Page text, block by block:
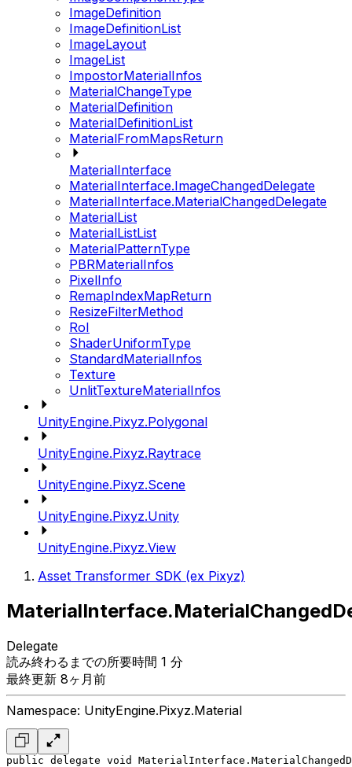
ImageDefinition
ImageDefinitionList
ImageLayout
ImageList
ImpostorMaterialInfos
MaterialChangeType
MaterialDefinition
MaterialDefinitionList
MaterialFromMapsReturn
MaterialInterface
MaterialInterface.ImageChangedDelegate
MaterialInterface.MaterialChangedDelegate
MaterialList
MaterialListList
MaterialPatternType
PBRMaterialInfos
PixelInfo
RemapIndexMapReturn
ResizeFilterMethod
RoI
ShaderUniformType
StandardMaterialInfos
Texture
UnlitTextureMaterialInfos
UnityEngine.Pixyz.Polygonal
UnityEngine.Pixyz.Raytrace
UnityEngine.Pixyz.Scene
UnityEngine.Pixyz.Unity
UnityEngine.Pixyz.View
Asset Transformer SDK (ex Pixyz)
Delegate
読み終わるまでの所要時間 1 分
最終更新 8ヶ月前
Namespace: UnityEngine.Pixyz.Material
public delegate void